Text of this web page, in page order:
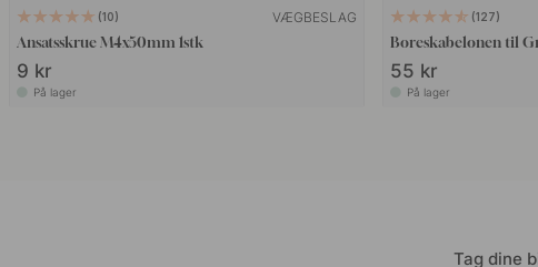
10 VÆGBESLAG
Ansatsskrue M4x50mm 1stk
9 kr
På lager
127
Boreskabelonen til
55 kr
På lager
Tag dine